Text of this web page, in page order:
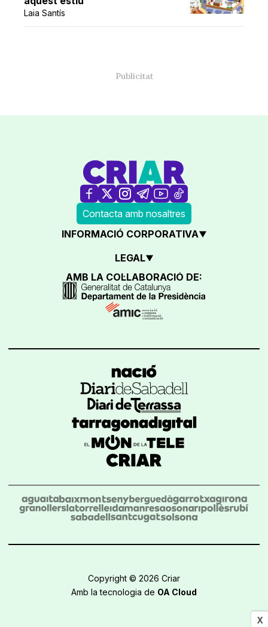
X
Laia Santís
Contacta amb nosaltres
INFORMACIÓ CORPORATIVA
LEGAL
AMB LA COL·LABORACIÓ DE:
Copyright © 2026 Criar
Amb la tecnologia de OA Cloud